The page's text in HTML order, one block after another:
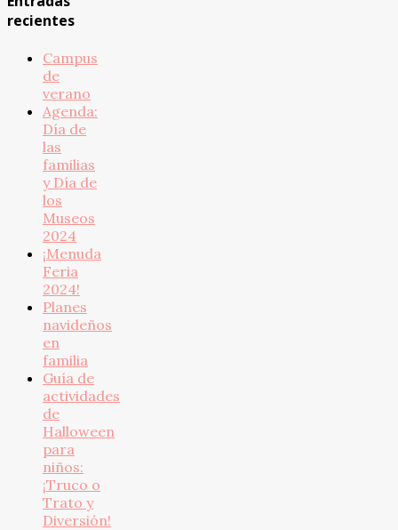
recientes
Campus
de
verano
Agenda:
Día de
las
familias
y Día de
los
Museos
2024
¡Menuda
Feria
2024!
Planes
navideños
en
familia
Guía de
actividades
de
Halloween
para
niños:
¡Truco o
Trato y
Diversión!